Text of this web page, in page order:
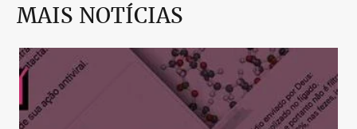
MAIS NOTÍCIAS